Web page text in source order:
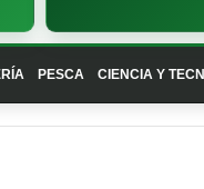
PESCA CIENCIA Y